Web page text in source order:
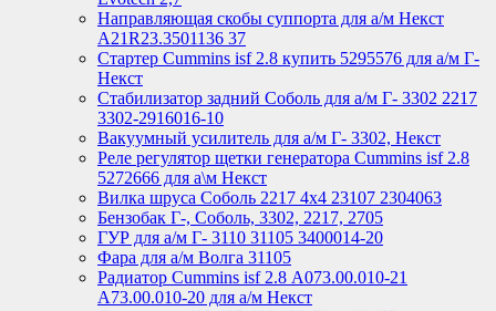
Направляющая скобы суппорта для а/м Некст
A21R23.3501136 37
Стартер Cummins isf 2.8 купить 5295576 для а/м Г-
Некст
Стабилизатор задний Соболь для а/м Г- 3302 2217
3302-2916016-10
Вакуумный усилитель для а/м Г- 3302, Некст
Реле регулятор щетки генератора Cummins isf 2.8
5272666 для а\м Некст
Вилка шруса Соболь 2217 4х4 23107 2304063
Бензобак Г-, Соболь, 3302, 2217, 2705
ГУР для а/м Г- 3110 31105 3400014-20
Фара для а/м Волга 31105
Радиатор Cummins isf 2.8 А073.00.010-21
А73.00.010-20 для а/м Некст